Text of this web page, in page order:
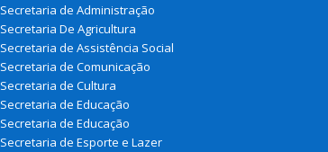
Secretaria de Administração
Secretaria De Agricultura
Secretaria de Assistência Social
Secretaria de Comunicação
Secretaria de Cultura
Secretaria de Educação
Secretaria de Educação
Secretaria de Esporte e Lazer